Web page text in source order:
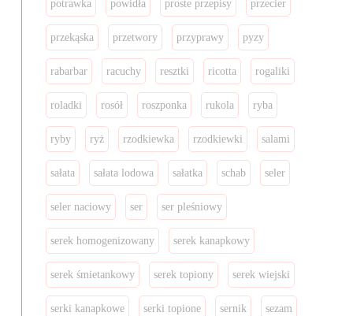
potrawka powidła proste przepisy przecier
przekąska przetwory przyprawy pyzy
rabarbar racuchy resztki ricotta rogaliki
roladki rosół roszponka rukola ryba
ryby ryż rzodkiewka rzodkiewki salami
sałata sałata lodowa sałatka schab seler
seler naciowy ser ser pleśniowy
serek homogenizowany serek kanapkowy
serek śmietankowy serek topiony serek wiejski
serki kanapkowe serki topione sernik sezam